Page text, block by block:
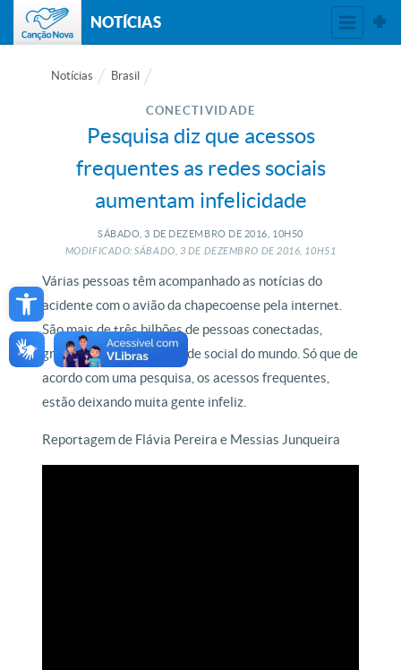
Open toolbar
NOTÍCIAS
Notícias Brasil
CONECTIVIDADE
Pesquisa diz que acessos
frequentes as redes sociais
aumentam infelicidade
SÁBADO, 3 DE DEZEMBRO DE 2016, 10H50
MODIFICADO: SÁBADO, 3 DE DEZEMBRO DE2016, 10H51
Várias pessoas têm acompanhado as notícias do
acidente com o avião da chapecoense pela internet.
São mais de três bilhões de pessoas conectadas,
grande parte na maior rede social do mundo. Só que de
acordo com uma pesquisa, os acessos frequentes,
estão deixando muita gente infeliz.
Reportagem de Flávia Pereira e Messias Junqueira